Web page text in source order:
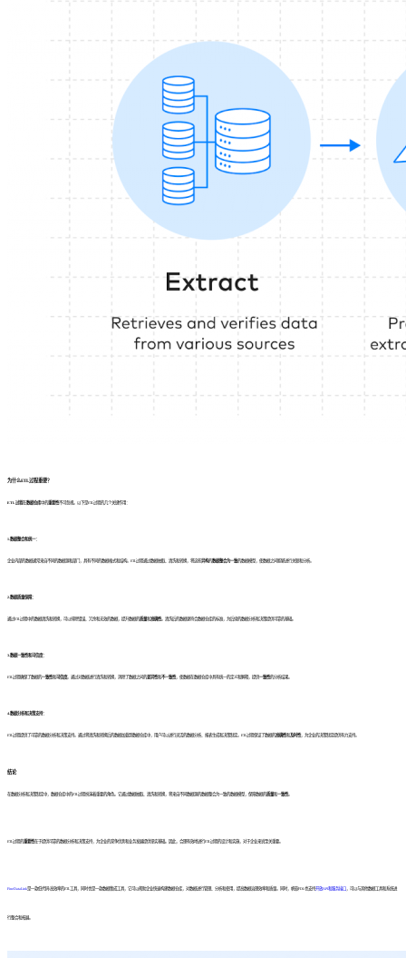
为什么ETL过程重要？
ETL过程在 数据仓库中的重要性不可忽视。以下是ETL过程的几个关键作用：
1.数据整合和统一：
企业内部的数据通常来自不同的数据源和部门，具有不同的数据格式和结构。ETL过程通过数据抽取、清洗和转换，将这些异构的 数据整合为一致 的数据模型，使数据之间能够进行关联和分析。
2.数据质量保障：
通过ETL过程中的数据清洗和转换，可以排除错误、冗余和无效的数据，提升数据的质量和 准确性。清洗后的数据更符合数据仓库的标准，为后续的数据分析和决策提供可靠的基础。
3.数据一致性和可信度：
ETL过程确保了数据的一致性和 可信度。通过对数据进行清洗和转换，消除了数据之间的差异性和 不一致性 ，使数据在数据仓库中具有统一的定义和解释，提供一致性的分析结果。
4.数据分析和决策支持：
ETL过程提供了可靠的数据分析和决策支持。通过将清洗和转换后的数据加载到数据仓库中，用户可以进行灵活的数据分析、报表生成和决策制定。ETL过程保证了数据的准确性和 及时性 ，为企业的决策制定提供有力支持。
结论
在数据分析和决策制定中，数据仓库中的ETL过程扮演着重要的角色。它通过数据抽取、清洗和转换，将来自不同数据源的数据整合为一致的数据模型，保障数据的 质量和 一致性。
ETL过程的重要性在于提供可靠的数据分析和决策支持，为企业的竞争优势和业务发展提供坚实基础。因此，合理有效地进行ETL过程的设计和实施，对于企业来说至关重要。
FineDataLink是一款低代码/高效率的ETL工具，同时也是一款数据集成工具，它可以帮助企业快速构建数据仓库，对数据进行管理、分析和使用，提高数据治理效率和质量。同时，帆软FDL也支持开放API和服务接口 ，可以与其他数据工具和系统进
行整合和拓展。